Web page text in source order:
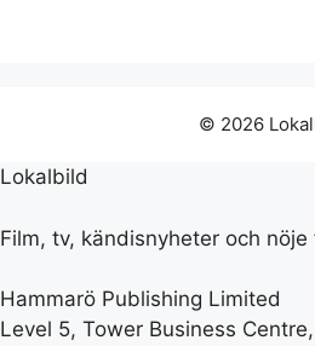
© 2026
Lokalbild
Film, tv, kändisnyheter och nöje
Hammarö Publishing Limited
Level 5, Tower Business